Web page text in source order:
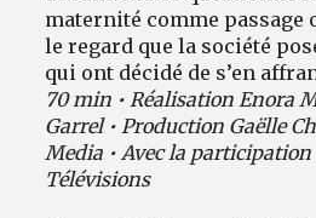
maternité comme passage
le regard que la société
qui ont décidé de s’en
70 min • Réalisation Enora
Garrel • Production Gaëlle
Media • Avec la participation
Télévisions